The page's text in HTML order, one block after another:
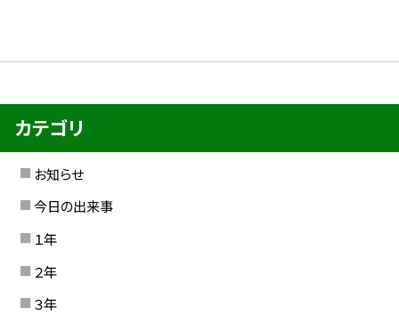
カテゴリ
お知らせ
今日の出来事
１年
２年
３年